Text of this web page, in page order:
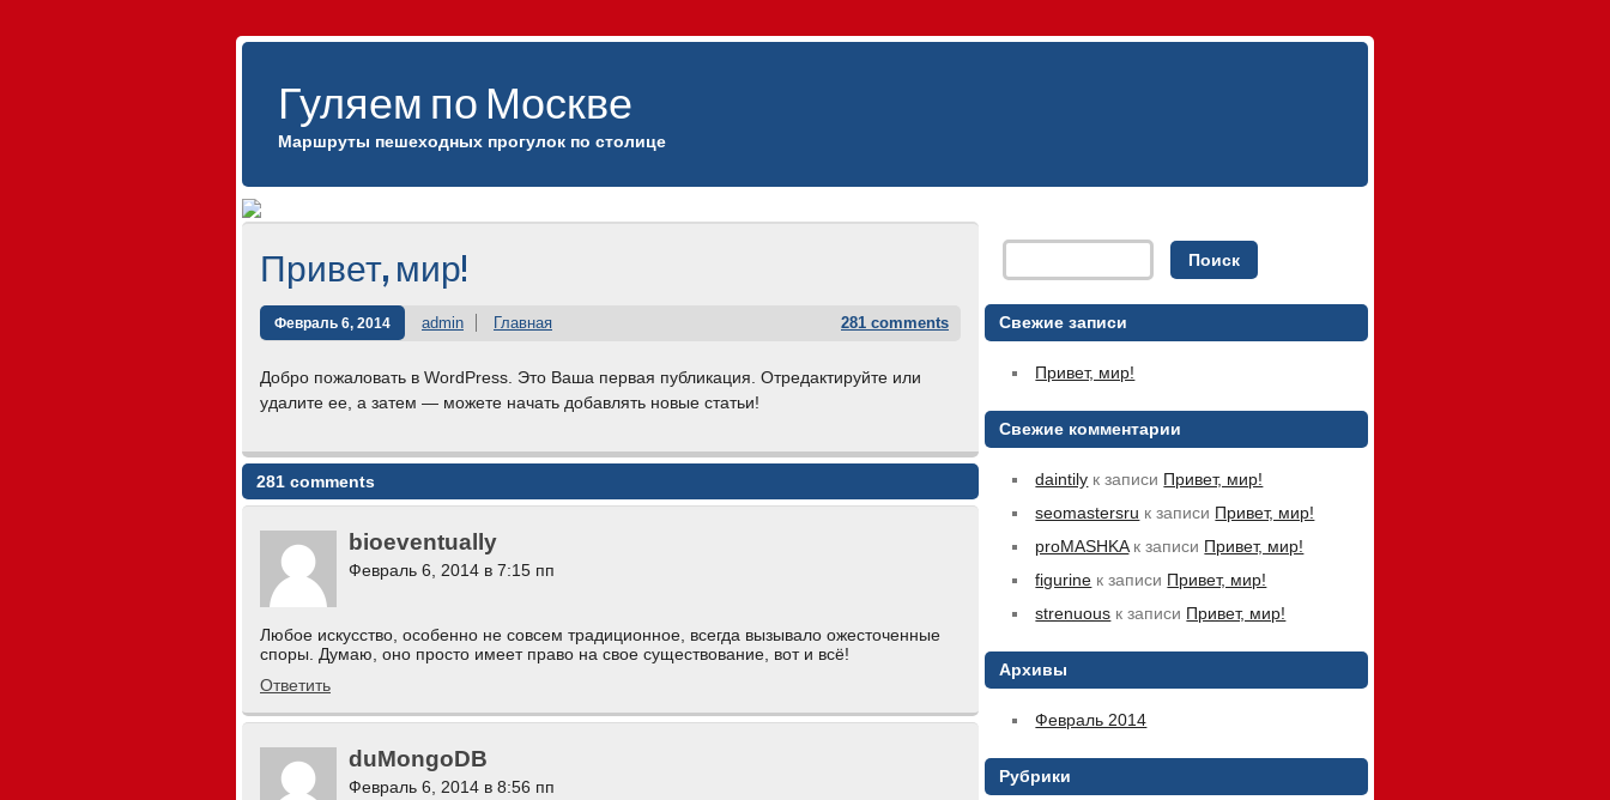
Гуляем по Москве
Маршруты пешеходных прогулок по столице
Привет, мир!
Февраль 6, 2014 admin Главная 281 comments
Добро пожаловать в WordPress. Это Ваша первая публикация. Отредактируйте или
удалите ее, а затем — можете начать добавлять новые статьи!
281 comments
bioeventually
Февраль 6, 2014 в 7:15 пп
Любое искусство, особенно не совсем традиционное, всегда вызывало ожесточенные
споры. Думаю, оно просто имеет право на свое существование, вот и всё!
Ответить
duMongoDB
Февраль 6, 2014 в 8:56 пп
Свежие записи
Привет, мир!
Свежие комментарии
daintily к записи Привет, мир!
seomastersru к записи Привет, мир!
proMASHKAк записи Привет, мир!
figurine к записи Привет, мир!
strenuous к записи Привет, мир!
Архивы
Февраль 2014
Рубрики